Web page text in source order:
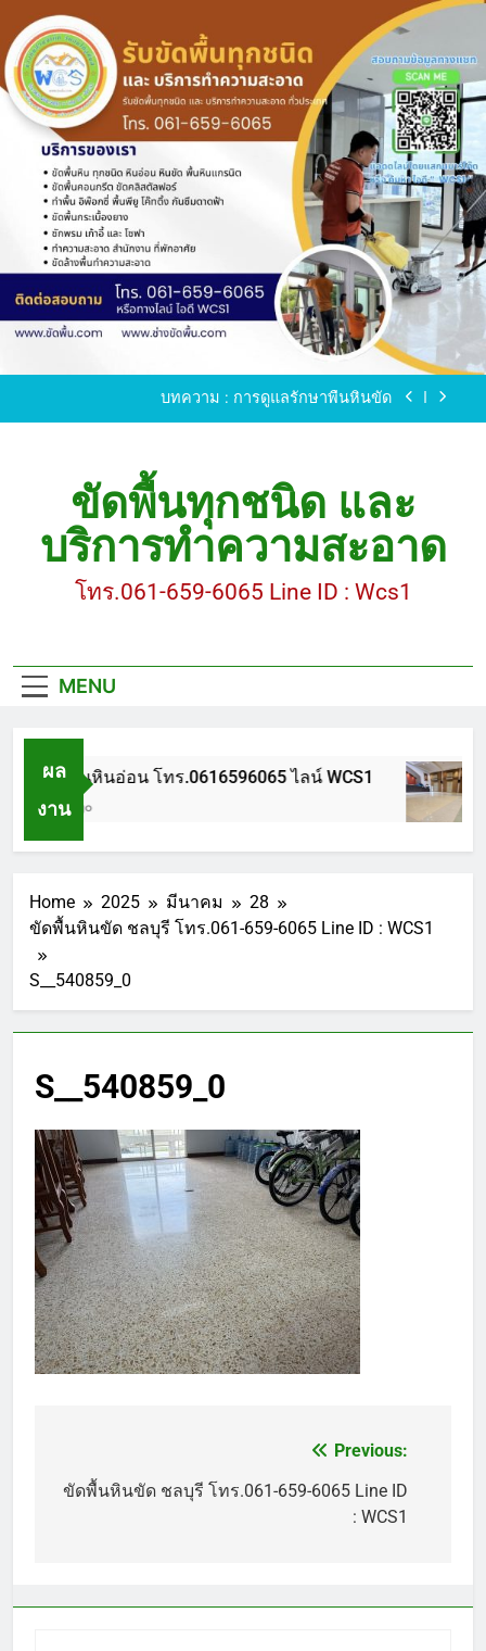
to
content
ขัดพื้นหินขัด อบต.แหลมบัวนครปฐม
ขัดพื้นหินอ่อน โทร.0616596065 ไลน์ WCS1
บทความ : การดูแลรักษาพื้นหินขัด
ขัดพื้นหินขัด อบต.แหลมบัวนครปฐม
ขัดพื้นหินอ่อน โทร.0616596065 ไลน์ WCS1
บทความ : การดูแลรักษาพื้นหินขัด
ขัดพื้นทุกชนิด และ
บริการทำความสะอาด
โทร.061-659-6065 Line ID : Wcs1
MENU
ผล
งาน
ขัดพื้นหินอ่อน โทร.0616596065 ไลน์ WCS1
1 ปี Ago
Home 2025 มีนาคม
28
ขัดพื้นหินขัด ชลบุรี โทร.061-659-6065 Line ID : WCS1
S__540859_0
S__540859_0
เรื่อง
Previous:
ขัดพื้นหินขัด ชลบุรี โทร.061-659-6065 Line ID
: WCS1